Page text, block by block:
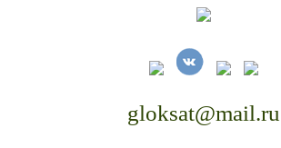
gloksat@mail.ru
По поводу заявок писать на